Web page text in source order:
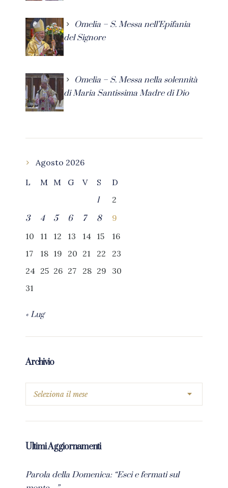
Omelia – S. Messa nell’Epifania
del Signore
Omelia – S. Messa nella solennità
di Maria Santissima Madre di Dio
Agosto 2026
L
M M G V S
D
1
2
3
4 5 6 7 8
9
10
11 12 13 14 15
16
17
18 19 20 21 22
23
24 25 26 27 28 29
30
31
« Lug
Archivio
Ultimi Aggiornamenti
Parola della Domenica: “Esci e fermati sul